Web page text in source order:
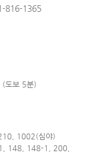
816-1365
(도보 5분)
1002(심야)
148, 148-1, 200,